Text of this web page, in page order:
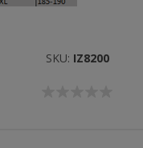
SKU: IZ8200